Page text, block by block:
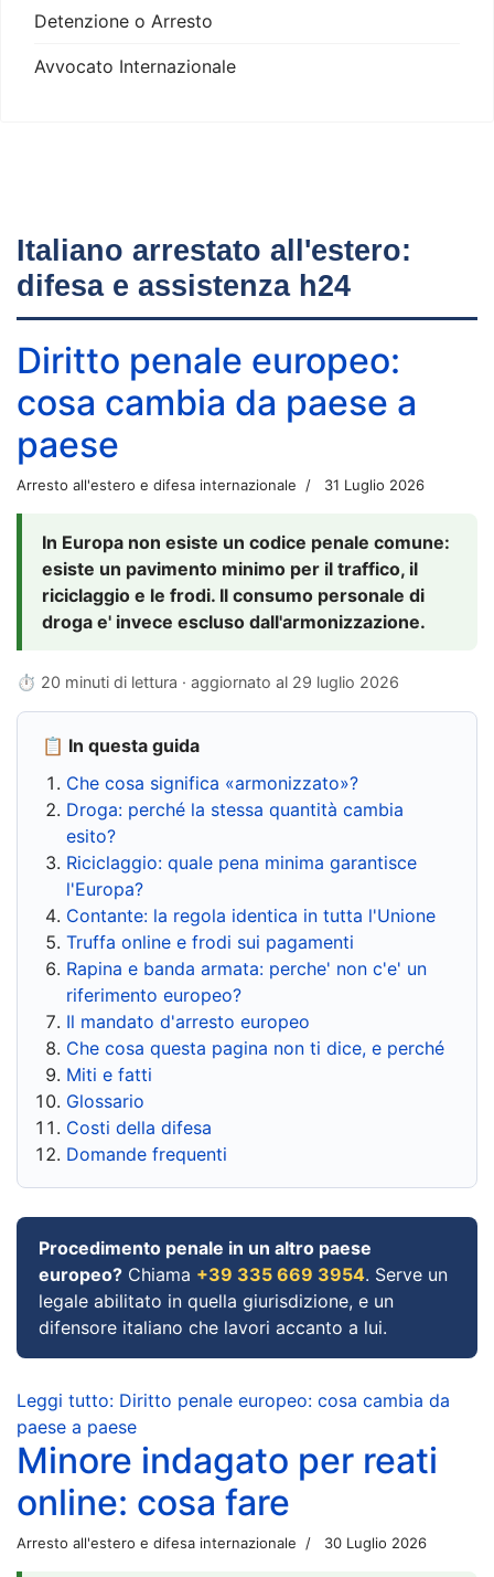
Detenzione o Arresto
Avvocato Internazionale
Italiano arrestato all'estero:
difesa e assistenza h24
Diritto penale europeo:
cosa cambia da paese a
paese
Arresto all'estero e difesa internazionale 31 Luglio 2026
In Europa non esiste un codice penale comune:
esiste un pavimento minimo per il traffico, il
riciclaggio e le frodi. Il consumo personale di
droga e' invece escluso dall'armonizzazione.
⏱ 20 minuti di lettura · aggiornato al 29 luglio 2026
📋 In questa guida
Che cosa significa «armonizzato»?
Droga: perché la stessa quantità cambia
esito?
Riciclaggio: quale pena minima garantisce
l'Europa?
Contante: la regola identica in tutta l'Unione
Truffa online e frodi sui pagamenti
Rapina e banda armata: perche' non c'e' un
riferimento europeo?
Il mandato d'arresto europeo
Che cosa questa pagina non ti dice, e perché
Miti e fatti
Glossario
Costi della difesa
Domande frequenti
Procedimento penale in un altro paese
europeo? Chiama +39 335 669 3954. Serve un
legale abilitato in quella giurisdizione, e un
difensore italiano che lavori accanto a lui.
Leggi tutto: Diritto penale europeo: cosa cambia da
paese a paese
Minore indagato per reati
online: cosa fare
Arresto all'estero e difesa internazionale 30 Luglio 2026